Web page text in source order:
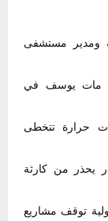
ومدير مستشفى
مات يوسف في
حرارة تتخطى
يحذر من كارثة
توقف مشاريع